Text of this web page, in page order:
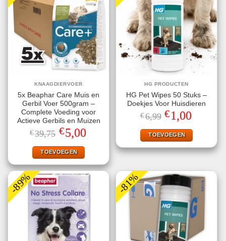
KNAAGDIERVOER
5x Beaphar Care Muis en
Gerbil Voer 500gram –
Complete Voeding voor
Actieve Gerbils en Muizen
€39,75 Oorspronkelijke
prijs
was:
€39,75.
€5,00Huidige
prijs
TOEVOEGEN
HG PRODUCTEN
HG Pet Wipes 50 Stuks –
Doekjes Voor Huisdieren
€6,99 Oorspronkelijke
prijs
was:
€6,99.
€1,00
is:
€1,00.
TOEVOEGEN
-89% -81%